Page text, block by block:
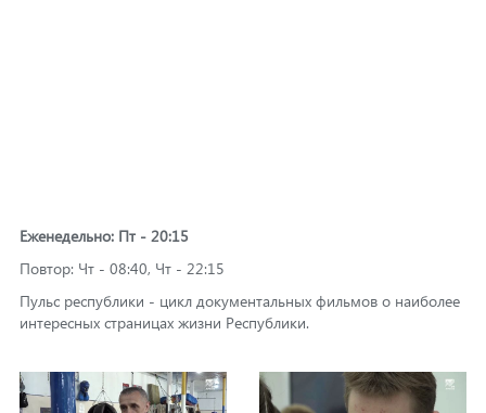
Еженедельно: Пт - 20:15
Повтор: Чт - 08:40, Чт - 22:15
Пульс республики - цикл документальных фильмов о наиболее
интересных страницах жизни Республики.